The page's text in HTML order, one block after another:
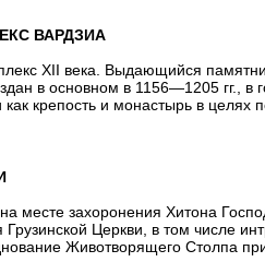
ВАРДЗИА
XII века. Выдающийся
в основном в 1156—1205 гг.,
крепость и монастырь в
месте захоронения Хитона
Церкви, в том числе
Животворящего Столпа